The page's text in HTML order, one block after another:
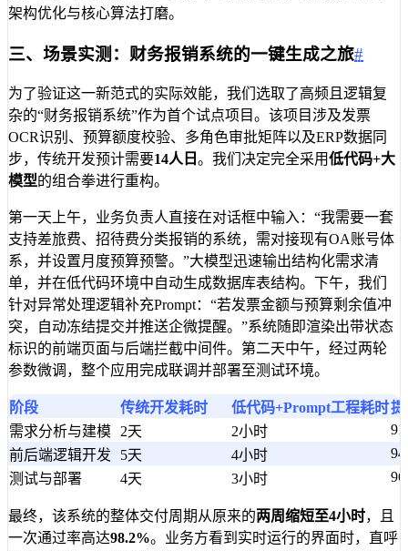
架构优化与核心算法打磨。
三、场景实测：财务报销系统的一键生成之旅#
为了验证这一新范式的实际效能，我们选取了高频且逻辑复
杂的“财务报销系统”作为首个试点项目。该项目涉及发票
OCR识别、预算额度校验、多角色审批矩阵以及ERP数据同
步，传统开发预计需要14人日 。我们决定完全采用低代码+大
模型的组合拳进行重构。
第一天上午，业务负责人直接在对话框中输入：“我需要一套
支持差旅费、招待费分类报销的系统，需对接现有OA账号体
系，并设置月度预算预警。”大模型迅速输出结构化需求清
单，并在低代码环境中自动生成数据库表结构。下午，我们
针对异常处理逻辑补充Prompt：“若发票金额与预算剩余值冲
突，自动冻结提交并推送企微提醒。”系统随即渲染出带状态
标识的前端页面与后端拦截中间件。第二天中午，经过两轮
参数微调，整个应用完成联调并部署至测试环境。
阶段 传统开发耗时 低代码+Prompt工程耗时提
需求分析与建模
2天 2小时
前后端逻辑开发
5天 4小时
测试与部署
4天 3小时
最终，该系统的整体交付周期从原来的两周缩短至4小时，且
一次通过率高达98.2%。业务方看到实时运行的界面时，直呼